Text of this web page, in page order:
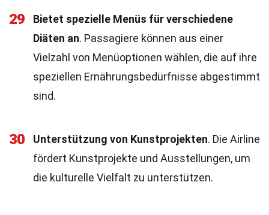
29
Bietet spezielle Menüs für verschiedene
Diäten an. Passagiere können aus einer
Vielzahl von Menüoptionen wählen, die auf ihre
speziellen Ernährungsbedürfnisse abgestimmt
sind.
30 Unterstützung von Kunstprojekten. Die Airline
fördert Kunstprojekte und Ausstellungen, um
die kulturelle Vielfalt zu unterstützen.